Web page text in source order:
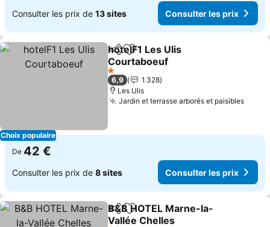
Consulter les prix de 13 sites Consulter les prix
Choix populaire
PartagerAjouter à mes favoris
hotelF1 Les Ulis
Courtaboeuf
1 Étoiles
6,9
1 328
Les Ulis
Jardin et terrasse arborés et paisibles
De 42 €
Consulter les prix de 8 sites Consulter les prix
PartagerAjouter à mes favoris
B&B HOTEL Marne-la-
Vallée Chelles